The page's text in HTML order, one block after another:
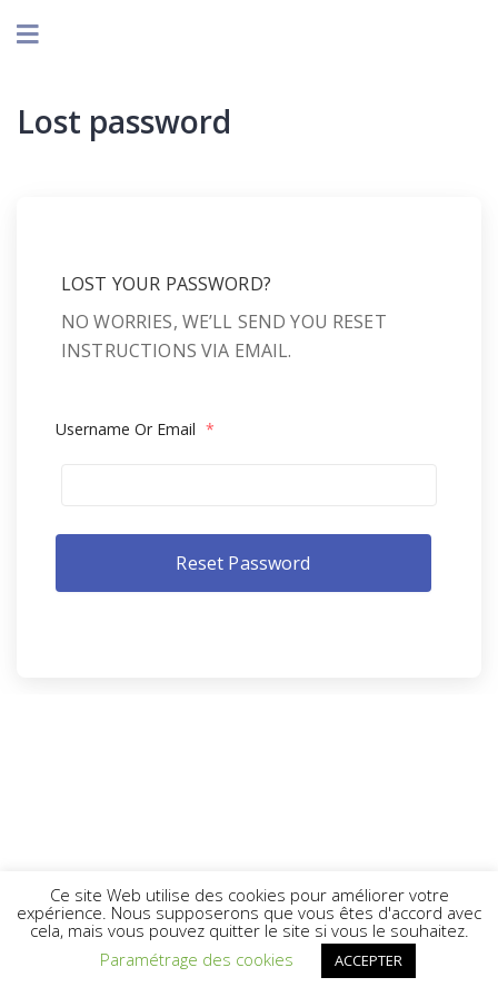
Lost password
LOST YOUR PASSWORD?
NO WORRIES, WE’LL SEND YOU RESET
INSTRUCTIONS VIA EMAIL.
Username Or Email *
Ce site Web utilise des cookies pour améliorer votre
expérience. Nous supposerons que vous êtes d'accord avec
cela, mais vous pouvez quitter le site si vous le souhaitez.
Paramétrage des cookies
ACCEPTER